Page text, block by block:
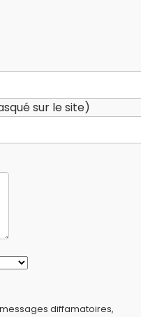
sur le site)
diffamatoires,